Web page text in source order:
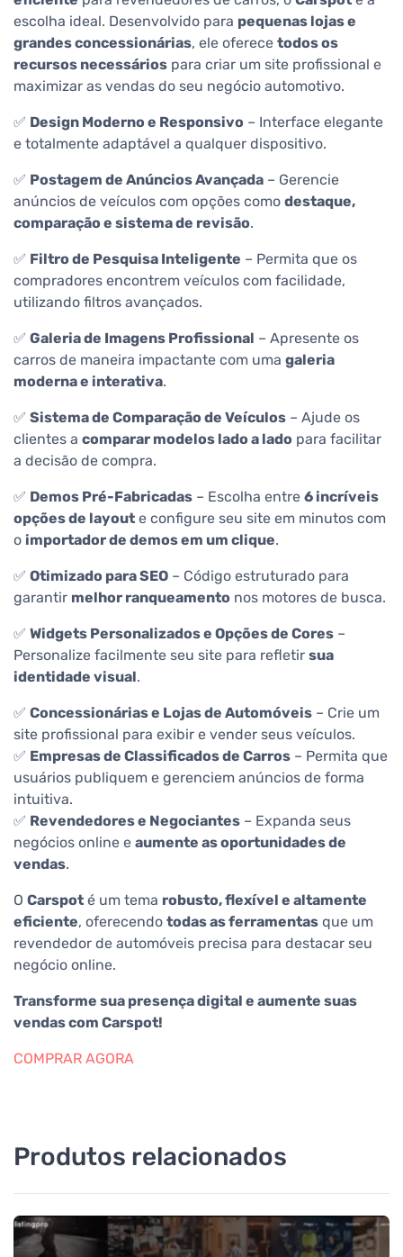
escolha ideal. Desenvolvido para pequenas lojas e
grandes concessionárias, ele oferece todos os
recursos necessários para criar um site profissional e
maximizar as vendas do seu negócio automotivo.
✅ Design Moderno e Responsivo – Interface elegante
e totalmente adaptável a qualquer dispositivo.
✅ Postagem de Anúncios Avançada – Gerencie
anúncios de veículos com opções como destaque,
comparação e sistema de revisão.
✅ Filtro de Pesquisa Inteligente – Permita que os
compradores encontrem veículos com facilidade,
utilizando filtros avançados.
✅ Galeria de Imagens Profissional – Apresente os
carros de maneira impactante com uma galeria
moderna e interativa.
✅ Sistema de Comparação de Veículos – Ajude os
clientes a comparar modelos lado a lado para facilitar
a decisão de compra.
✅ Demos Pré-Fabricadas – Escolha entre 6 incríveis
opções de layout e configure seu site em minutos com
o importador de demos em um clique.
✅ Otimizado para SEO – Código estruturado para
garantir melhor ranqueamento nos motores de busca.
✅ Widgets Personalizados e Opções de Cores –
Personalize facilmente seu site para refletir sua
identidade visual.
✅ Concessionárias e Lojas de Automóveis – Crie um
site profissional para exibir e vender seus veículos.
✅ Empresas de Classificados de Carros – Permita que
usuários publiquem e gerenciem anúncios de forma
intuitiva.
✅ Revendedores e Negociantes – Expanda seus
negócios online e aumente as oportunidades de
vendas.
O Carspot é um tema robusto, flexível e altamente
eficiente, oferecendo todas as ferramentas que um
revendedor de automóveis precisa para destacar seu
negócio online.
Transforme sua presença digital e aumente suas
vendas com Carspot!
COMPRAR AGORA
Produtos relacionados